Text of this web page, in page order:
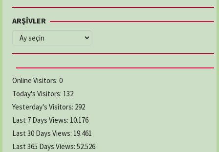
ARŞİVLER
ARŞİVLER
Online Visitors: 0
Today's Visitors: 132
Yesterday's Visitors: 292
Last 7 Days Views: 10.176
Last 30 Days Views: 19.461
Last 365 Days Views: 52.526